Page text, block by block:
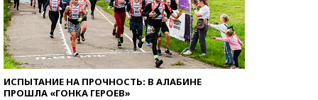
ИСПЫТАНИЕ НА ПРОЧНОСТЬ: В АЛАБИНЕ
ПРОШЛА «ГОНКА ГЕРОЕВ»